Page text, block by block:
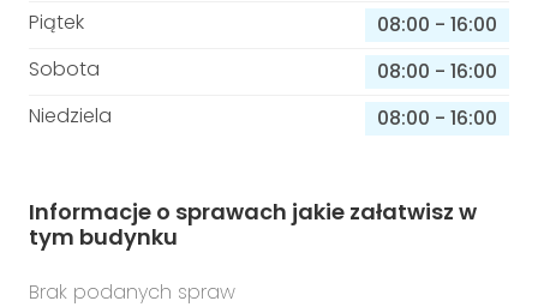
Piątek
08:00 - 16:00
Sobota
08:00 - 16:00
Niedziela
08:00 - 16:00
Informacje o sprawach jakie załatwisz w
tym budynku
Brak podanych spraw